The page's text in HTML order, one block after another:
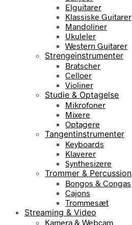
Elguitarer
Klassiske Guitarer
Mandoliner
Ukuleler
Western Guitarer
Strengeinstrumenter
Bratscher
Celloer
Violiner
Studie & Optagelse
Mikrofoner
Mixere
Optagere
Tangentinstrumenter
Keyboards
Klaverer
Synthesizere
Trommer & Percussion
Bongos & Congas
Cajons
Trommesæt
Streaming & Video
Kamera & Webcam